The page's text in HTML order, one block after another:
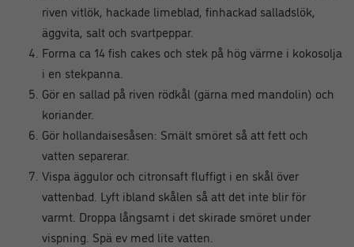
riven vitlök, hackade limeblad, finhackad salladslök,
äggvita, salt och svartpeppar.
Forma ca 14 fish cakes och stek på hög värme i kokosolja
i en stekpanna.
Gör en sallad på riven rödkål (gärna med mandolin) och
koriander.
Gör hollandaisesåsen: Smält smöret så att fett och
vatten separerar.
Vispa äggulor och citronsaft fluffigt i en skål över
vattenbad. Lyft ibland skålen så att det inte blir för
varmt. Droppa långsamt i det skirade smöret under
vispning. Spä ev med lite vatten.